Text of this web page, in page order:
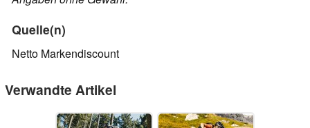
Quelle(n)
Netto Markendiscount
Verwandte Artikel